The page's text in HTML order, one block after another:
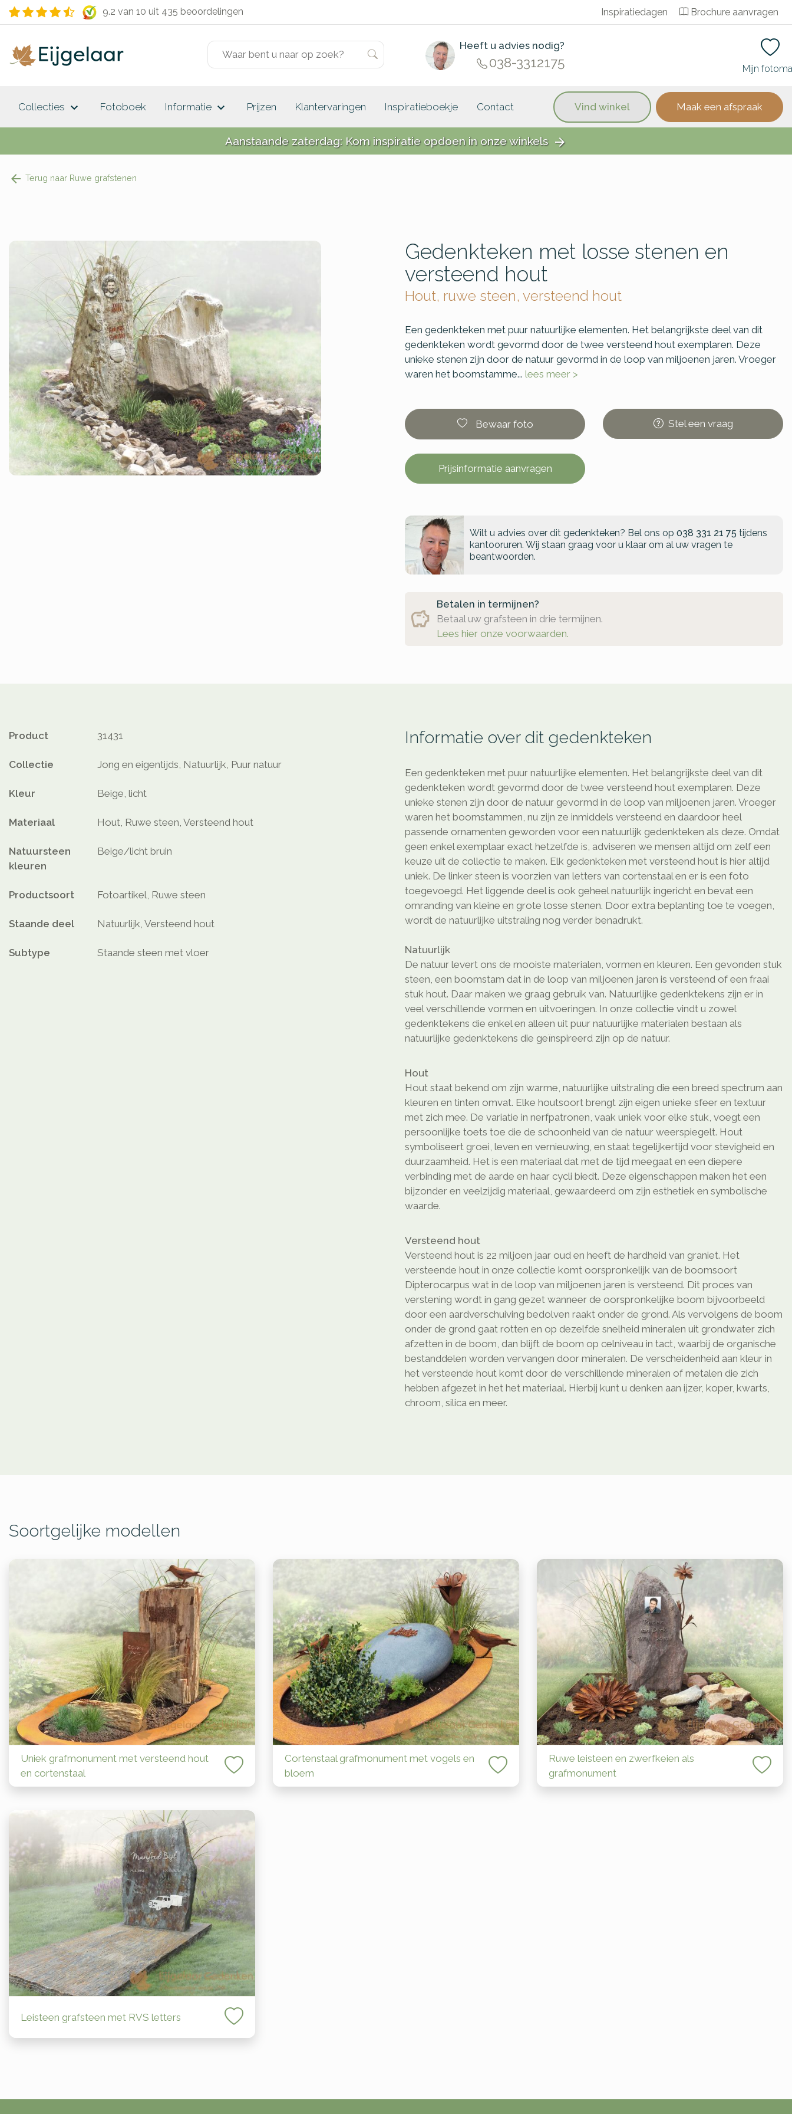
9.2 van 10 uit 435 beoordelingen Inspiratiedagen Brochure aanvragen
Heeft u advies nodig?
038-3312175 Mijn
Collecties keyboard_arrow_down Fotoboek Informatie keyboard_arrow_down Prijzen Klantervaringen Inspiratieboekje Contact Vind winkel Maak een afspraak
Aanstaande zaterdag: Kom inspiratie opdoen in onze winkels arrow_forward
Terug naar Ruwe grafstenen
Gedenkteken met losse stenen en
versteend hout
Hout, ruwe steen, versteend hout
Een gedenkteken met puur natuurlijke elementen. Het belangrijkste deel van dit
gedenkteken wordt gevormd door de twee versteend hout exemplaren. Deze
unieke stenen zijn door de natuur gevormd in de loop van miljoenen jaren. Vroeger
waren het boomstamme... lees meer >
Bewaar foto Steleen vraag
Prijsinformatie aanvragen
Wilt u advies over dit gedenkteken? Bel ons op 038 331 21 75 tijdens
kantooruren. Wij staan graag voor u klaar om al uw vragen te
beantwoorden.
Betalen in termijnen?
Betaal uw grafsteen in drie termijnen.
Lees hier onze voorwaarden.
Product 31431
Collectie Jong en eigentijds, Natuurlijk, Puur natuur
Kleur Beige, licht
Materiaal Hout, Ruwe steen, Versteend hout
Natuursteen
kleuren
Beige/licht bruin
Productsoort Fotoartikel, Ruwe steen
Staande deel Natuurlijk, Versteend hout
Subtype Staande steen met vloer
Informatie over dit gedenkteken
Een gedenkteken met puur natuurlijke elementen. Het belangrijkste deel van dit
gedenkteken wordt gevormd door de twee versteend hout exemplaren. Deze
unieke stenen zijn door de natuur gevormd in de loop van miljoenen jaren. Vroeger
waren het boomstammen, nu zijn ze inmiddels versteend en daardoor heel
passende ornamenten geworden voor een natuurlijk gedenkteken als deze. Omdat
geen enkel exemplaar exact hetzelfde is, adviseren we mensen altijd om zelf een
keuze uit de collectie te maken. Elk gedenkteken met versteend hout is hier altijd
uniek. De linker steen is voorzien van letters van cortenstaal en er is een foto
toegevoegd. Het liggende deel is ook geheel natuurlijk ingericht en bevat een
omranding van kleine en grote losse stenen. Door extra beplanting toe te voegen,
wordt de natuurlijke uitstraling nog verder benadrukt.
Natuurlijk
De natuur levert ons de mooiste materialen, vormen en kleuren. Een gevonden stuk
steen, een boomstam dat in de loop van miljoenen jaren is versteend of een fraai
stuk hout. Daar maken we graag gebruik van. Natuurlijke gedenktekens zijn er in
veel verschillende vormen en uitvoeringen. In onze collectie vindt u zowel
gedenktekens die enkel en alleen uit puur natuurlijke materialen bestaan als
natuurlijke gedenktekens die geïnspireerd zijn op de natuur.
Hout
Hout staat bekend om zijn warme, natuurlijke uitstraling die een breed spectrum aan
kleuren en tinten omvat. Elke houtsoort brengt zijn eigen unieke sfeer en textuur
met zich mee. De variatie in nerfpatronen, vaak uniek voor elke stuk, voegt een
persoonlijke toets toe die de schoonheid van de natuur weerspiegelt. Hout
symboliseert groei, leven en vernieuwing, en staat tegelijkertijd voor stevigheid en
duurzaamheid. Het is een materiaal dat met de tijd meegaat en een diepere
verbinding met de aarde en haar cycli biedt. Deze eigenschappen maken het een
bijzonder en veelzijdig materiaal, gewaardeerd om zijn esthetiek en symbolische
waarde.
Versteend hout
Versteend hout is 22 miljoen jaar oud en heeft de hardheid van graniet. Het
versteende hout in onze collectie komt oorspronkelijk van de boomsoort
Dipterocarpus wat in de loop van miljoenen jaren is versteend. Dit proces van
verstening wordt in gang gezet wanneer de oorspronkelijke boom bijvoorbeeld
door een aardverschuiving bedolven raakt onder de grond. Als vervolgens de boom
onder de grond gaat rotten en op dezelfde snelheid mineralen uit grondwater zich
afzetten in de boom, dan blijft de boom op celniveau in tact, waarbij de organische
bestanddelen worden vervangen door mineralen. De verscheidenheid aan kleur in
het versteende hout komt door de verschillende mineralen of metalen die zich
hebben afgezet in het het materiaal. Hierbij kunt u denken aan ijzer, koper, kwarts,
chroom, silica en meer.
Soortgelijke modellen
Uniek grafmonument met versteend hout
en cortenstaal
Cortenstaal grafmonument met vogels en
bloem
Ruwe leisteen en zwerfkeien als
grafmonument
Leisteen grafsteen met RVS letters